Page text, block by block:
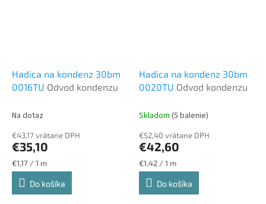
Hadica na kondenz 30bm
0016TU Odvod kondenzu
Na dotaz
€43,17 vrátane DPH
€35,10
Jednotková
cena:
€1,17 / 1 m
Do košíka
Hadica na kondenz 30bm
0020TU Odvod kondenzu
Skladom (5 balenie)
€52,40 vrátane DPH
€42,60
Jednotková
cena:
€1,42 / 1 m
Do košíka